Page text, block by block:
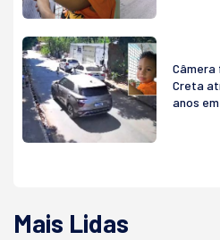
Câmera
Creta
anos em
Mais Lidas